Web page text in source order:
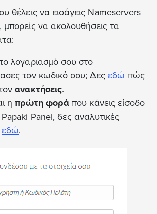
θέλεις να εισάγεις Nameservers
να ακολουθήσεις τα
λογαριασμό σου στο
τον κωδικό σου; Δες εδώ πώς
ανακτήσεις.
η πρώτη φορά που κάνεις είσοδο
Panel, δες αναλυτικές
εδώ.